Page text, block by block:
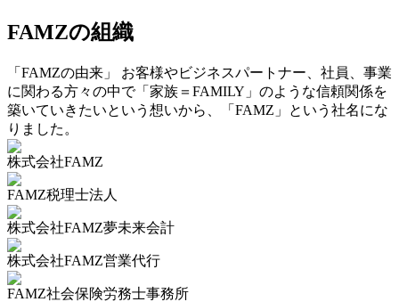
FAMZの組織
「FAMZの由来」 お客様やビジネスパートナー、社員、事業
に関わる方々の中で「家族＝FAMILY」のような信頼関係を
築いていきたいという想いから、「FAMZ」という社名にな
りました。
株式会社FAMZ
FAMZ税理士法人
株式会社FAMZ夢未来会計
株式会社FAMZ営業代行
FAMZ社会保険労務士事務所